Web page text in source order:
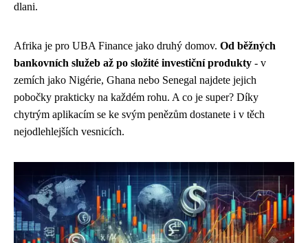
dlani.
Afrika je pro UBA Finance jako druhý domov. Od běžných
bankovních služeb až po složité investiční produkty - v
zemích jako Nigérie, Ghana nebo Senegal najdete jejich
pobočky prakticky na každém rohu. A co je super? Díky
chytrým aplikacím se ke svým penězům dostanete i v těch
nejodlehlejších vesnicích.